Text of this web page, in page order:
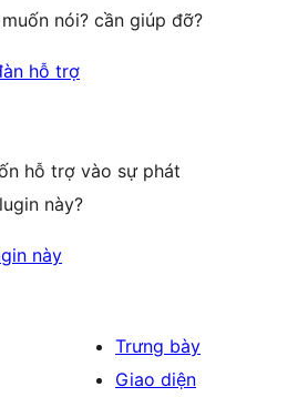
nói? cần giúp đỡ?
hỗ trợ
hỗ trợ vào sự phát
này?
này
Trưng bày
Giao diện